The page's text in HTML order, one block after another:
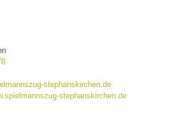
stephanskirchen.de
stephanskirchen.de